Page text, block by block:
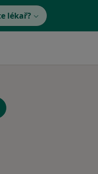
lékař?